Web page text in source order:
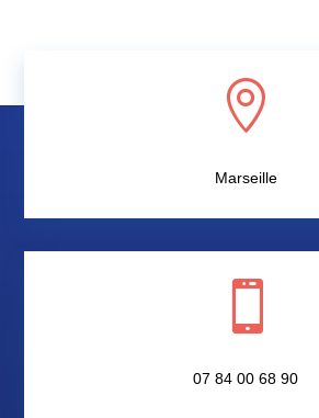

Marseille

07 84 00 68 90